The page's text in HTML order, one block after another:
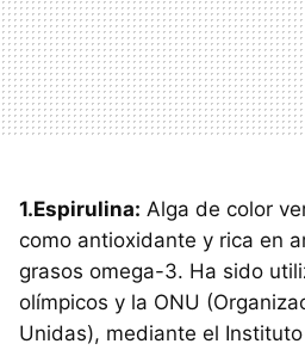
1.Espirulina: Alga de color
como antioxidante y rica en
grasos omega-3. Ha sido
olímpicos y la ONU
Unidas), mediante el